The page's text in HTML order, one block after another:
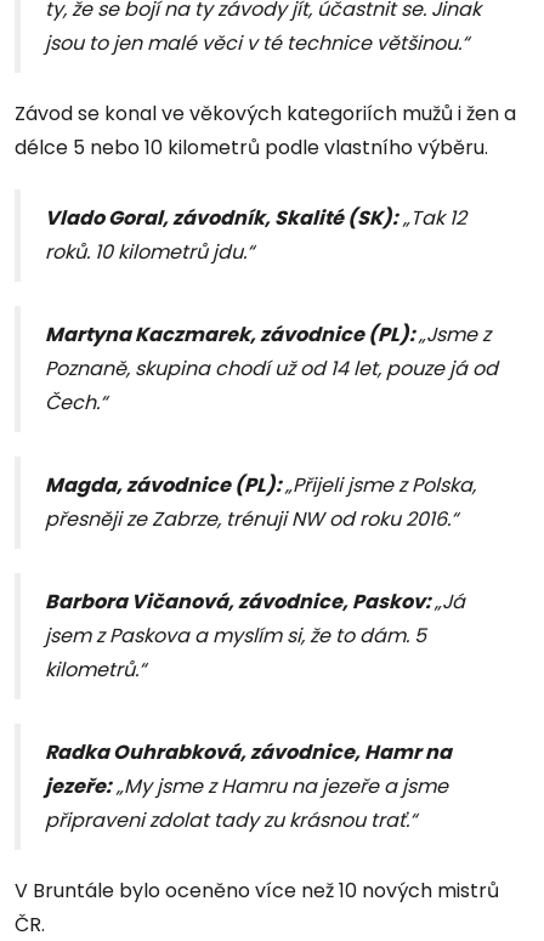
ty, že se bojí na ty závody jít, účastnit se. Jinak
jsou to jen malé věci v té technice většinou.“
Závod se konal ve věkových kategoriích mužů i žen a
délce 5 nebo 10 kilometrů podle vlastního výběru.
Vlado Goral, závodník, Skalité (SK):„Tak 12
roků. 10 kilometrů jdu.“
Martyna Kaczmarek, závodnice (PL):„Jsme z
Poznaně, skupina chodí už od 14 let, pouze já od
Čech.“
Magda, závodnice (PL):„Přijeli jsme z Polska,
přesněji ze Zabrze, trénuji NW od roku 2016.“
Barbora Vičanová, závodnice, Paskov:„Já
jsem z Paskova a myslím si, že to dám. 5
kilometrů.“
Radka Ouhrabková, závodnice, Hamr na
jezeře:„My jsme z Hamru na jezeře a jsme
připraveni zdolat tady zu krásnou trať.“
V Bruntále bylo oceněno více než 10 nových mistrů
ČR.